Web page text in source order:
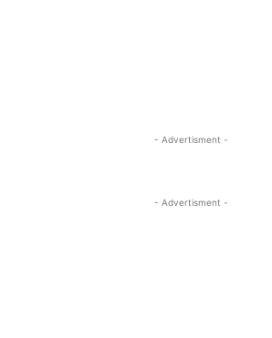
- Advertisment -
- Advertisment -